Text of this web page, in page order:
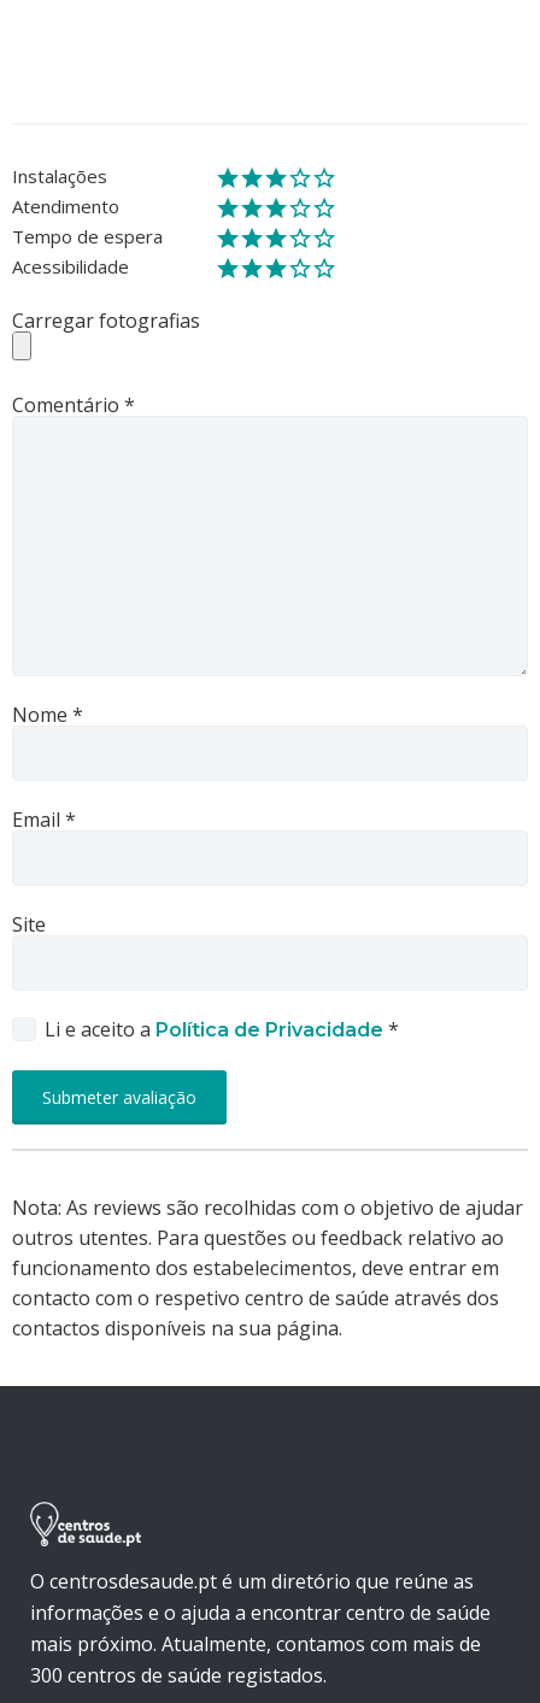
Instalações
Atendimento
Tempo de espera
Acessibilidade
Carregar fotografias
Comentário *
Nome *
Email *
Site
Li e aceito a Política de Privacidade *
Nota: As reviews são recolhidas com o objetivo de ajudar
outros utentes. Para questões ou feedback relativo ao
funcionamento dos estabelecimentos, deve entrar em
contacto com o respetivo centro de saúde através dos
contactos disponíveis na sua página.
O centrosdesaude.pt é um diretório que reúne as
informações e o ajuda a encontrar centro de saúde
mais próximo. Atualmente, contamos com mais de
300 centros de saúde registados.